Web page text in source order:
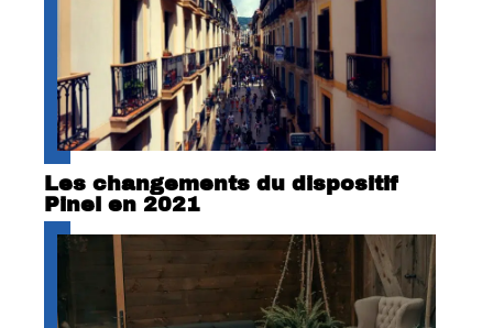
Les changements du dispositif
Pinel en 2021